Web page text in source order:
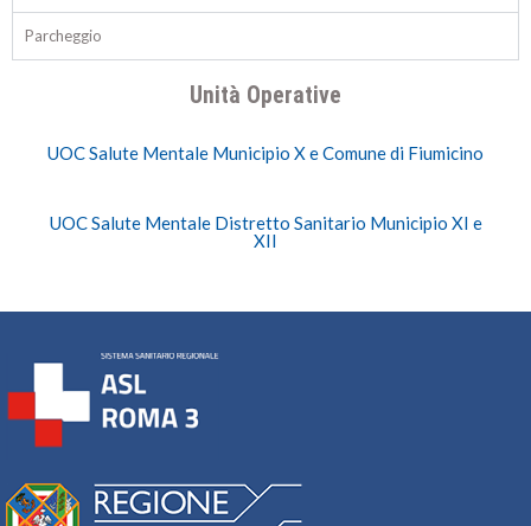
Parcheggio
Unità Operative
UOC Salute Mentale Municipio X e Comune di Fiumicino
UOC Salute Mentale Distretto Sanitario Municipio XI e
XII